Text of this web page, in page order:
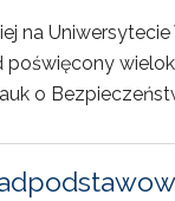
na
o